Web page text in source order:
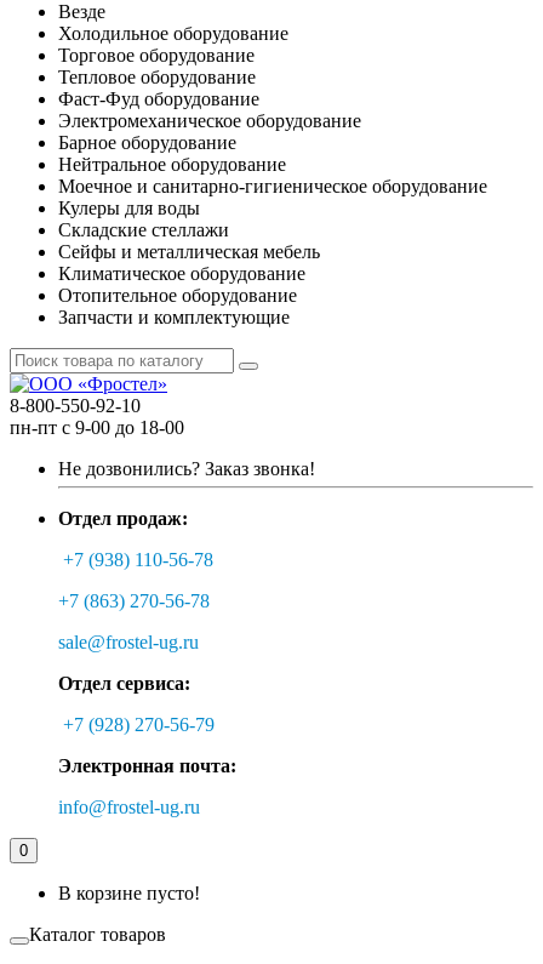
Везде
Холодильное оборудование
Торговое оборудование
Тепловое оборудование
Фаст-Фуд оборудование
Электромеханическое оборудование
Барное оборудование
Нейтральное оборудование
Моечное и санитарно-гигиеническое оборудование
Кулеры для воды
Складские стеллажи
Сейфы и металлическая мебель
Климатическое оборудование
Отопительное оборудование
Запчасти и комплектующие
8-800-550-92-10
пн-пт с 9-00 до 18-00
Не дозвонились? Заказ звонка!
Отдел продаж:
+7 (938) 110-56-78
+7 (863) 270-56-78
sale@frostel-ug.ru
Отдел сервиса:
+7 (928) 270-56-79
Электронная почта:
info@frostel-ug.ru
0
В корзине пусто!
Каталог товаров